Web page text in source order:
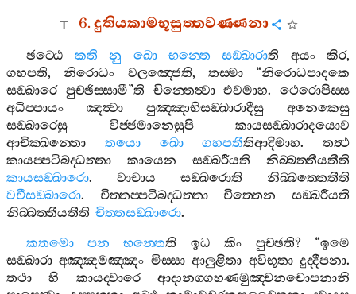
6.දුතියකාමභූසුත‍්තවණ‍්ණනා
ඡට‍්ඨෙ කති නු ඛො භන‍්තෙ සඞ‍්ඛාරාති අයං කිර,
ගහපති,නිරොධං වලඤ‍්ජෙති, තස‍්මා“නිරොධපාදකෙ
සඞ‍්ඛාරෙ පුච‍්ඡිස‍්සාමී”ති චින‍්තෙත්‍වා එවමාහ. ථෙරොපිස‍්ස
අධිප‍්පායං
ඤත්‍වා පුඤ‍්ඤාභිසඞ‍්ඛාරාදීසු
අනෙකෙසු
සඞ‍්ඛාරෙසු
විජ‍්ජමානෙසුපි
කායසඞ‍්ඛාරාදයොව
ආචික‍්ඛන‍්තො
තයො ඛො ගහපතීතිආදිමාහ. තත්‍ථ
කායප‍්පටිබද‍්ධත‍්තා
කායෙන සඞ‍්ඛරීයති
නිබ‍්බත‍්තීයතීති
කායසඞ‍්ඛාරො. වාචාය සඞ‍්ඛරොති
නිබ‍්බත‍්තෙතීති
වචීසඞ‍්ඛාරො. චිත‍්තප‍්පටිබද‍්ධත‍්තා චිත‍්තෙන
සඞ‍්ඛරීයති
නිබ‍්බත‍්තීයතීති චිත‍්තසඞ‍්ඛාරො.
කතමො
පන භන‍්තෙති ඉධ කිං පුච‍්ඡති? “ඉමෙ
සඞ‍්ඛාරා අඤ‍්ඤමඤ‍්ඤං මිස‍්සා ආලුළිතා අවිභූතා දුද‍්දීපනා.
තථා
හි කායද‍්වාරෙ
ආදානග‍්ගහණමුඤ‍්චනචොපනානි